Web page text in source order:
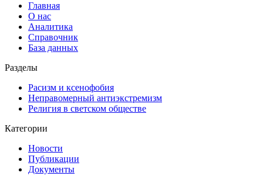
Главная
О нас
Аналитика
Справочник
База данных
Разделы
Расизм и ксенофобия
Неправомерный антиэкстремизм
Религия в светском обществе
Категории
Новости
Публикации
Документы